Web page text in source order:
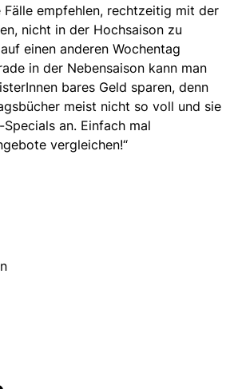
Fälle empfehlen, rechtzeitig mit der
nicht in der Hochsaison zu
einen anderen Wochentag
in der Nebensaison kann man
bares Geld sparen, denn
meist nicht so voll und sie
an. Einfach mal
vergleichen!“